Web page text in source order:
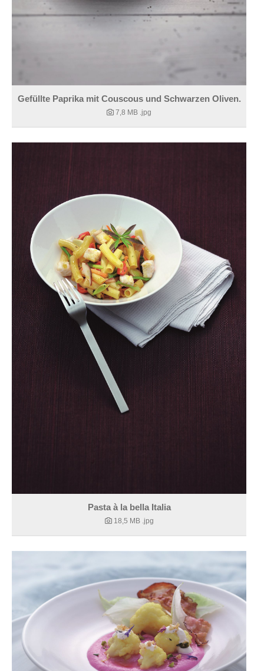
Gefüllte Paprika mit Couscous und Schwarzen Oliven.
7,8 MB .jpg
Pasta à la bella Italia
18,5 MB .jpg